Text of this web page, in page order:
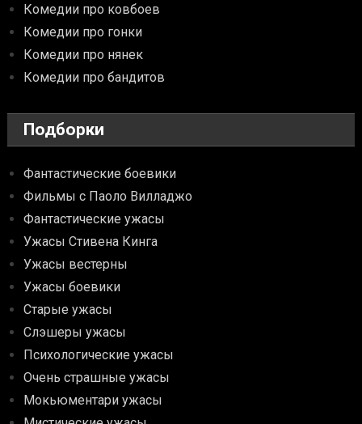
Комедии про ковбоев
Комедии про гонки
Комедии про нянек
Комедии про бандитов
Подборки
Фантастические боевики
Фильмы с Паоло Вилладжо
Фантастические ужасы
Ужасы Стивена Кинга
Ужасы вестерны
Ужасы боевики
Старые ужасы
Слэшеры ужасы
Психологические ужасы
Очень страшные ужасы
Мокьюментари ужасы